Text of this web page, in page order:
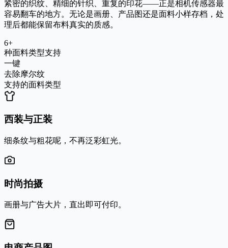
紧密的织纹、精细的针织、重复的印花——正是相机传感器最
容易翻车的地方。无论是画册、产品图还是面料小样存档，处
理后都能保留布料真实的质感。
6+
种面料类型支持
一键
去除摩尔纹
支持的面料类型
西装与正装
细条纹与粗花呢，不再泛彩虹光。
时尚拍摄
画册与广告大片，直出即可付印。